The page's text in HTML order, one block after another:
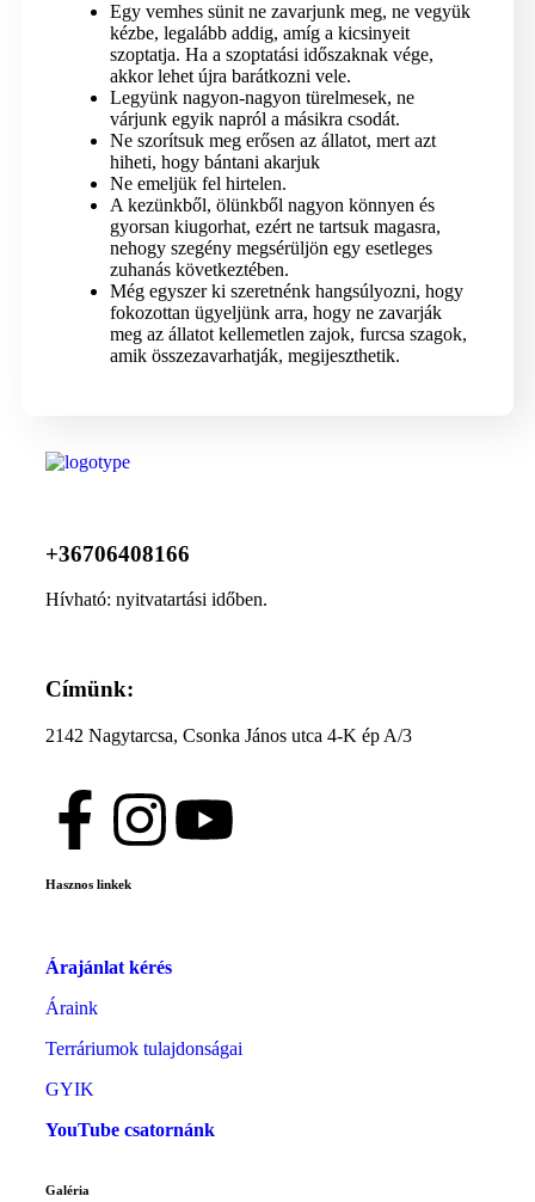
Egy vemhes sünit ne zavarjunk meg, ne vegyük
kézbe, legalább addig, amíg a kicsinyeit
szoptatja. Ha a szoptatási időszaknak vége,
akkor lehet újra barátkozni vele.
Legyünk nagyon-nagyon türelmesek, ne
várjunk egyik napról a másikra csodát.
Ne szorítsuk meg erősen az állatot, mert azt
hiheti, hogy bántani akarjuk
Ne emeljük fel hirtelen.
A kezünkből, ölünkből nagyon könnyen és
gyorsan kiugorhat, ezért ne tartsuk magasra,
nehogy szegény megsérüljön egy esetleges
zuhanás következtében.
Még egyszer ki szeretnénk hangsúlyozni, hogy
fokozottan ügyeljünk arra, hogy ne zavarják
meg az állatot kellemetlen zajok, furcsa szagok,
amik összezavarhatják, megijeszthetik.
+36706408166
Hívható: nyitvatartási időben.
Címünk:
2142 Nagytarcsa, Csonka János utca 4-K ép A/3
Hasznos linkek
Árajánlat kérés
Áraink
Terráriumok tulajdonságai
GYIK
YouTube csatornánk
Galéria